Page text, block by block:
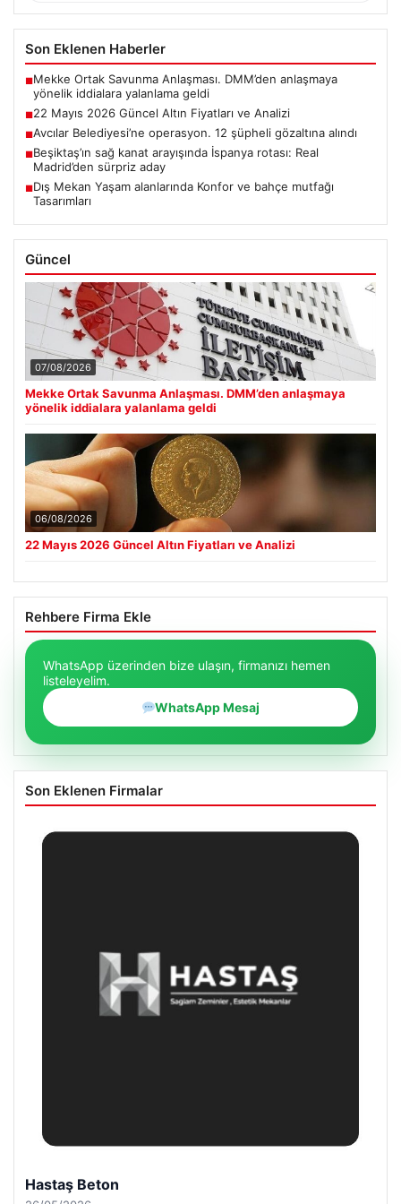
Son Eklenen Haberler
■Mekke Ortak Savunma Anlaşması. DMM’den anlaşmaya
yönelik iddialara yalanlama geldi
■22 Mayıs 2026 Güncel Altın Fiyatları ve Analizi
■Avcılar Belediyesi’ne operasyon. 12 şüpheli gözaltına alındı
■Beşiktaş’ın sağ kanat arayışında İspanya rotası: Real
Madrid’den sürpriz aday
■Dış Mekan Yaşam alanlarında Konfor ve bahçe mutfağı
Tasarımları
Güncel
07/08/2026
Mekke Ortak Savunma Anlaşması. DMM’den anlaşmaya
yönelik iddialara yalanlama geldi
06/08/2026
22 Mayıs 2026 Güncel Altın Fiyatları ve Analizi
Rehbere Firma Ekle
WhatsApp üzerinden bize ulaşın, firmanızı hemen
listeleyelim.
WhatsApp Mesaj
Son Eklenen Firmalar
Enes Kaplan Avukatlık Bürosu